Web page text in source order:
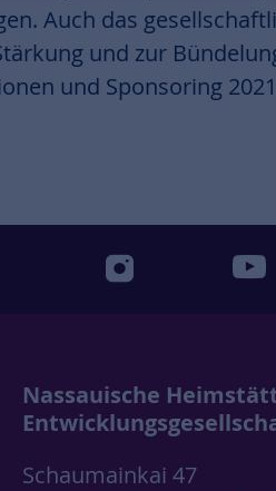
Auch das
und zur
und Sponsoring 2021
instagram
Nassauische
Schaumainkai 47